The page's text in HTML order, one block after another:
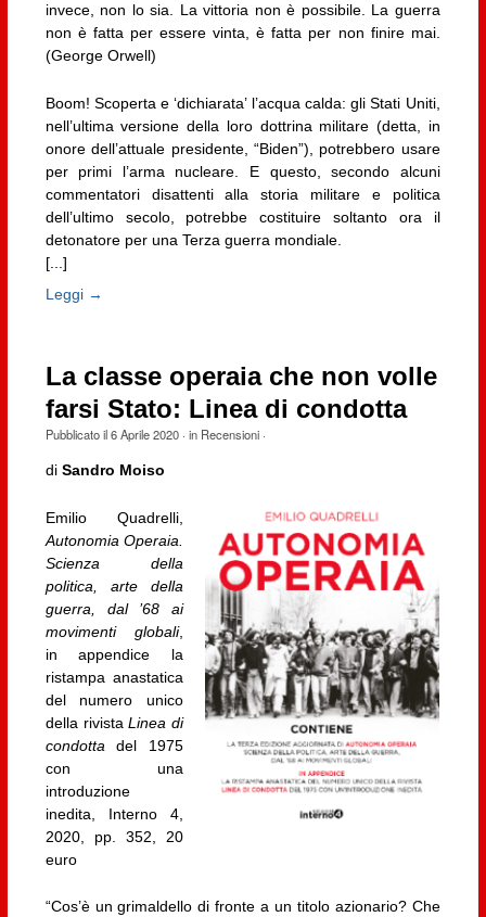
invece, non lo sia. La vittoria non è possibile. La guerra
non è fatta per essere vinta, è fatta per non finire mai.
(George Orwell)
Boom! Scoperta e ‘dichiarata’ l’acqua calda: gli Stati Uniti,
nell’ultima versione della loro dottrina militare (detta, in
onore dell’attuale presidente, “Biden”), potrebbero usare
per primi l’arma nucleare. E questo, secondo alcuni
commentatori disattenti alla storia militare e politica
dell’ultimo secolo, potrebbe costituire soltanto ora il
detonatore per una Terza guerra mondiale.
[...]
Leggi →
La classe operaia che non volle
farsi Stato: Linea di condotta
Pubblicato il6 Aprile 2020· in Recensioni·
di Sandro Moiso
Emilio Quadrelli,
Autonomia Operaia.
Scienza della
politica, arte della
guerra, dal ’68 ai
movimenti globali,
in appendice la
ristampa anastatica
del numero unico
della rivistaLinea di
condotta del 1975
con una
introduzione
inedita, Interno 4,
2020, pp. 352, 20
euro
“Cos’è un grimaldello di fronte a un titolo azionario? Che